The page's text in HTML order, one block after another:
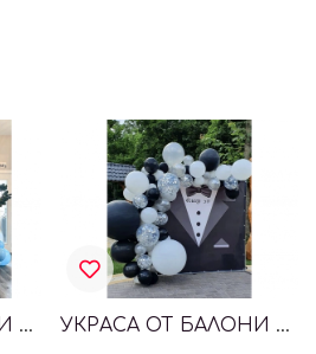
УКРАСА ОТ БАЛОНИ BABY BOSS, БОС БЕБЕ УКРАСА ОТ БАЛОНИ ЗА РОЖДЕН ДЕН ДЖЕЙМС БОНД, JAMES BOND